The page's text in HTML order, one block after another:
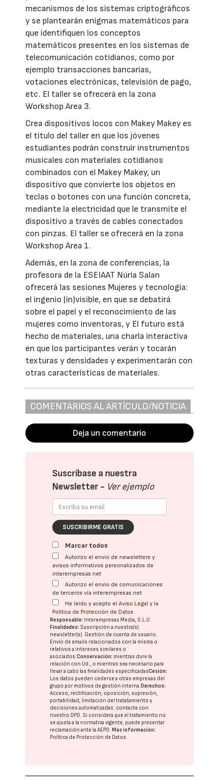
mecanismos de los sistemas criptográficos
y se plantearán enigmas matemáticos para
que identifiquen los conceptos
matemáticos presentes en los sistemas de
telecomunicación cotidianos, como por
ejemplo transacciones bancarias,
votaciones electrónicas, televisión de pago,
etc. El taller se ofrecerá en la zona
Workshop Area 3.
Crea dispositivos locos con Makey Makey es
el título del taller en que los jóvenes
estudiantes podrán construir instrumentos
musicales con materiales cotidianos
combinados con el Makey Makey, un
dispositivo que convierte los objetos en
teclas o botones con una función concreta,
mediante la electricidad que le transmite el
dispositivo a través de cables conectados
con pinzas. El taller se ofrecerá en la zona
Workshop Area 1.
Además, en la zona de conferencias, la
profesora de la ESEIAAT Núria Salan
ofrecerá las sesiones Mujeres y tecnología:
el ingenio (in)visible, en que se debatirá
sobre el papel y el reconocimiento de las
mujeres como inventoras, y El futuro está
hecho de materiales, una charla interactiva
en que los participantes verán y tocarán
texturas y densidades y experimentarán con
otras características de materiales.
COMENTARIOS AL ARTÍCULO/NOTICIA
Deja un comentario
Suscríbase a nuestra
Newsletter - Ver ejemplo
SUSCRIBIRME GRATIS
Marcar todos
Autorizo el envío de newsletters y
avisos informativos personalizados de
interempresas.net
Autorizo el envío de comunicaciones
de terceros vía interempresas.net
He leído y acepto elAviso Legal y la
Política de Protección de Datos
Responsable: Interempresas Media, S.L.U.
Finalidades: Suscripción a nuestra(s)
newsletter(s). Gestión de cuenta de usuario.
Envío de emails relacionados con la misma o
relativos a intereses similares o
asociados.Conservación: mientras dure la
relación con Ud., o mientras sea necesario para
llevar a cabo las finalidades especificadasCesión:
Los datos pueden cederse a otras empresas del
grupo por motivos de gestión interna. Derechos:
Acceso, rectificación, oposición, supresión,
portabilidad, limitación del tratatamiento y
decisiones automatizadas: contacte con
nuestro DPD. Si considera que el tratamiento no
se ajusta a la normativa vigente, puede presentar
reclamación ante laAEPD. Más información:
Política de Protección de Datos